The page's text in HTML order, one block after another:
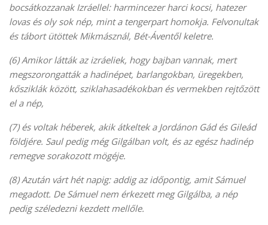
bocsátkozzanak Izráellel: harmincezer harci kocsi, hatezer
lovas és oly sok nép, mint a tengerpart homokja. Felvonultak
és tábort ütöttek Mikmásznál, Bét-Áventől keletre.
(6) Amikor látták az izráeliek, hogy bajban vannak, mert
megszorongatták a hadinépet, barlangokban, üregekben,
kősziklák között, sziklahasadékokban és vermekben rejtőzött
el a nép,
(7) és voltak héberek, akik átkeltek a Jordánon Gád és Gileád
földjére. Saul pedig még Gilgálban volt, és az egész hadinép
remegve sorakozott mögéje.
(8) Azután várt hét napig: addig az időpontig, amit Sámuel
megadott. De Sámuel nem érkezett meg Gilgálba, a nép
pedig széledezni kezdett mellőle.